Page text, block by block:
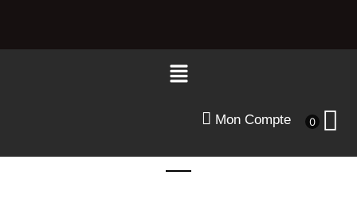
Menu
Mon Compte 0